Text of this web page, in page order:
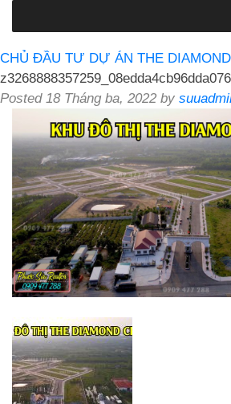
CHỦ ĐẦU TƯ DỰ ÁN THE
Posted 18 Tháng ba, 2022 by